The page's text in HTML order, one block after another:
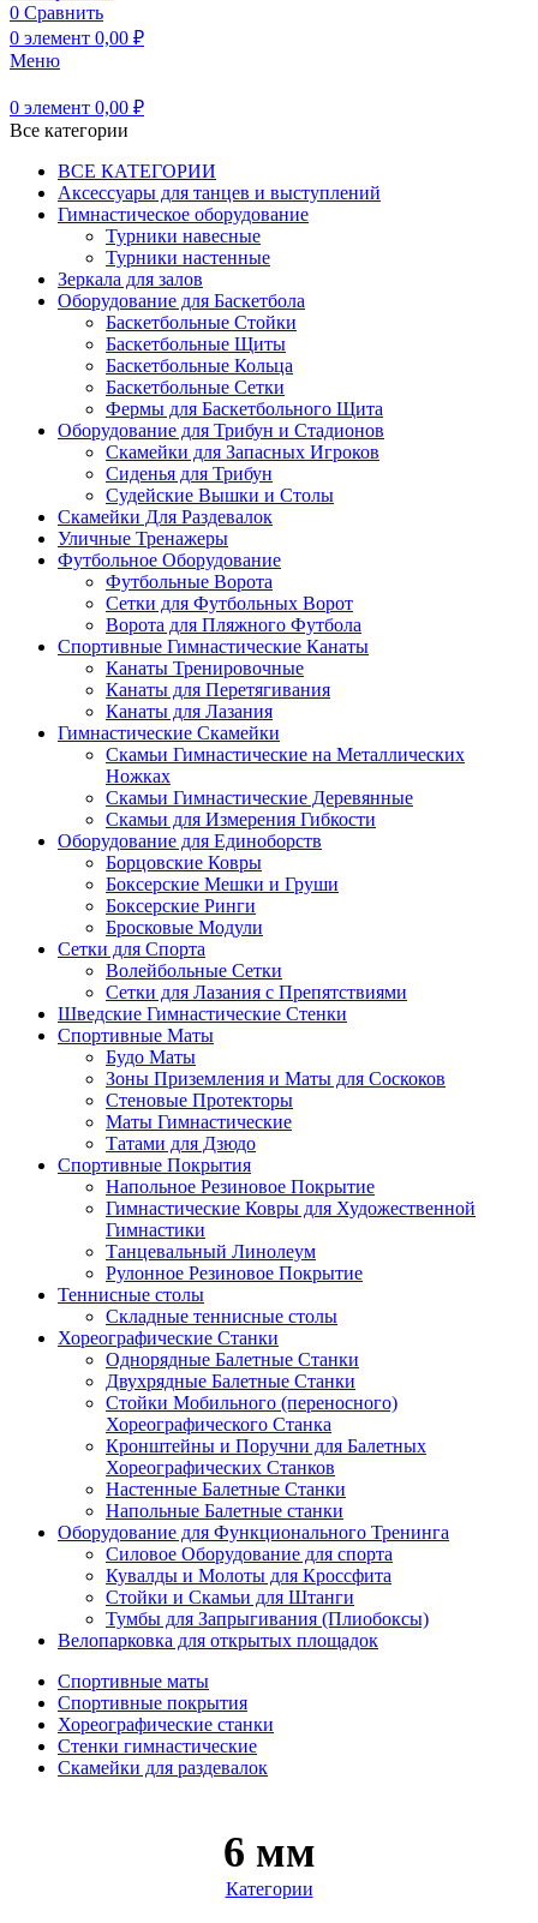
0 Сравнить
0 элемент 0,00 ₽
Меню
0 элемент 0,00 ₽
Все категории
ВСЕ КАТЕГОРИИ
Аксессуары для танцев и выступлений
Гимнастическое оборудование
Турники навесные
Турники настенные
Зеркала для залов
Оборудование для Баскетбола
Баскетбольные Стойки
Баскетбольные Щиты
Баскетбольные Кольца
Баскетбольные Сетки
Фермы для Баскетбольного Щита
Оборудование для Трибун и Стадионов
Скамейки для Запасных Игроков
Сиденья для Трибун
Судейские Вышки и Столы
Скамейки Для Раздевалок
Уличные Тренажеры
Футбольное Оборудование
Футбольные Ворота
Сетки для Футбольных Ворот
Ворота для Пляжного Футбола
Спортивные Гимнастические Канаты
Канаты Тренировочные
Канаты для Перетягивания
Канаты для Лазания
Гимнастические Скамейки
Скамьи Гимнастические на Металлических
Ножках
Скамьи Гимнастические Деревянные
Скамьи для Измерения Гибкости
Оборудование для Единоборств
Борцовские Ковры
Боксерские Мешки и Груши
Боксерские Ринги
Бросковые Модули
Сетки для Спорта
Волейбольные Сетки
Сетки для Лазания с Препятствиями
Шведские Гимнастические Стенки
Спортивные Маты
Будо Маты
Зоны Приземления и Маты для Соскоков
Стеновые Протекторы
Маты Гимнастические
Татами для Дзюдо
Спортивные Покрытия
Напольное Резиновое Покрытие
Гимнастические Ковры для Художественной
Гимнастики
Танцевальный Линолеум
Рулонное Резиновое Покрытие
Теннисные столы
Складные теннисные столы
Хореографические Станки
Однорядные Балетные Станки
Двухрядные Балетные Станки
Стойки Мобильного (переносного)
Хореографического Станка
Кронштейны и Поручни для Балетных
Хореографических Станков
Настенные Балетные Станки
Напольные Балетные станки
Оборудование для Функционального Тренинга
Силовое Оборудование для спорта
Кувалды и Молоты для Кроссфита
Стойки и Скамьи для Штанги
Тумбы для Запрыгивания (Плиобоксы)
Велопарковка для открытых площадок
Спортивные маты
Спортивные покрытия
Хореографические станки
Стенки гимнастические
Скамейки для раздевалок
6 мм
Категории